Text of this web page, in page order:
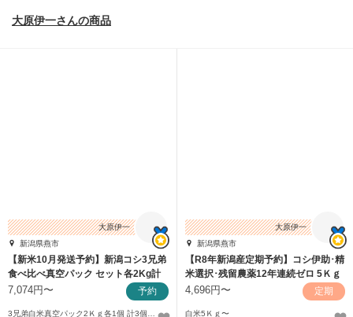
大原伊一さんの商品
大原伊一
新潟県燕市
【新米10月発送予約】新潟コシ3兄弟
食べ比べ真空パック セット各2Kg計
6Kg
7,074円〜 予約
大原伊一
新潟県燕市
【R8年新潟産定期予約】コシ伊助･精
米選択･残留農薬12年連続ゼロ 5Ｋｇ
4,696円〜 定期
白米5Ｋｇ〜